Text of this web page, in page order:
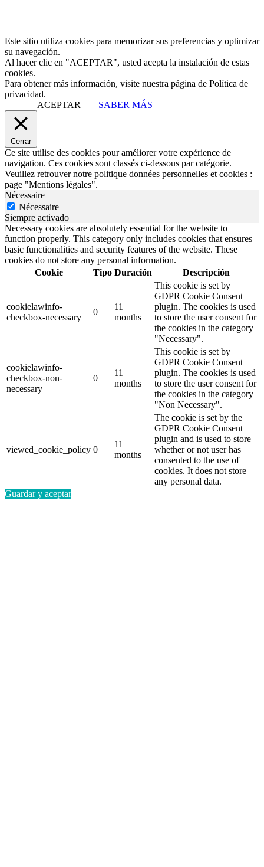
Este sitio utiliza cookies para memorizar sus preferencias y optimizar
su navegación.
Al hacer clic en "ACEPTAR", usted acepta la instalación de estas
cookies.
Para obtener más información, visite nuestra página de Política de
privacidad.
ACEPTAR
SABER MÁS
Cerrar
Ce site utilise des cookies pour améliorer votre expérience de
navigation. Ces cookies sont classés ci-dessous par catégorie.
Veuillez retrouver notre politique données personnelles et cookies :
page "Mentions légales".
Nécessaire
Nécessaire
Siempre activado
Necessary cookies are absolutely essential for the website to
function properly. This category only includes cookies that ensures
basic functionalities and security features of the website. These
cookies do not store any personal information.
Cookie
Tipo Duración Descripción
cookielawinfo-
checkbox-necessary
0
11
months
This cookie is set by
GDPR Cookie Consent
plugin. The cookies is used
to store the user consent for
the cookies in the category
"Necessary".
cookielawinfo-
checkbox-non-
necessary
0
11
months
This cookie is set by
GDPR Cookie Consent
plugin. The cookies is used
to store the user consent for
the cookies in the category
"Non Necessary".
viewed_cookie_policy 0
11
months
The cookie is set by the
GDPR Cookie Consent
plugin and is used to store
whether or not user has
consented to the use of
cookies. It does not store
any personal data.
Guardar y aceptar